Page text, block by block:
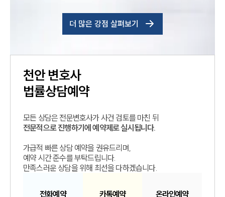
더 많은 강점 살펴보기
천안변호사
법률상담예약
모든 상담은 전문변호사가 사건 검토를 마친 뒤
전문적으로 진행하기에 예약제로 실시됩니다.
가급적 빠른 상담 예약을 권유드리며,
예약 시간 준수를 부탁드립니다.
만족스러운 상담을 위해 최선을 다하겠습니다.
전화예약 카톡예약 온라인예약